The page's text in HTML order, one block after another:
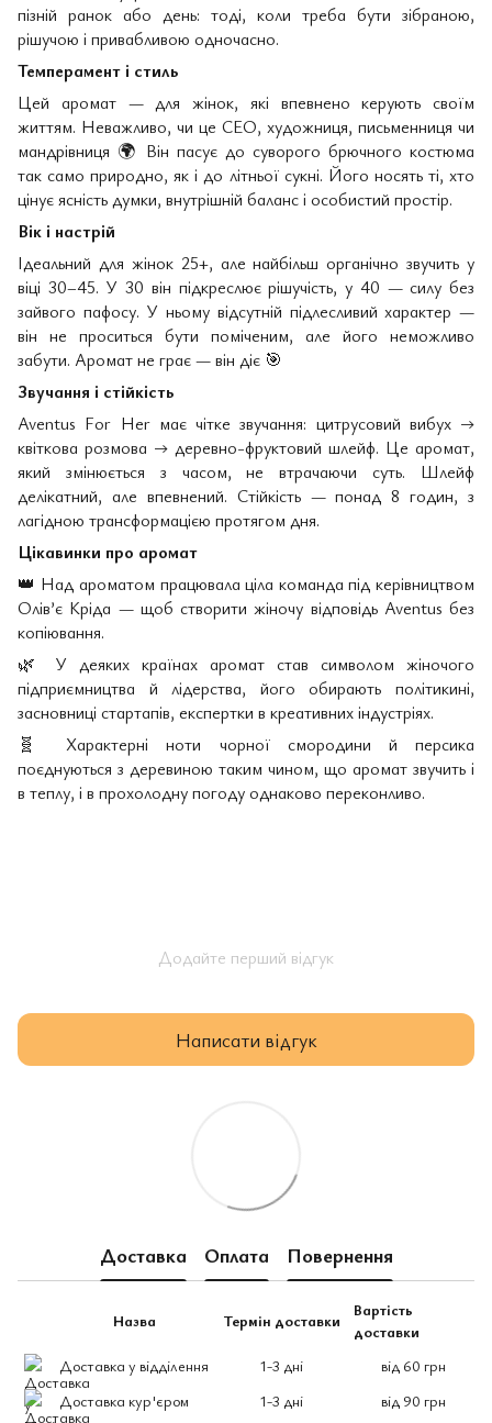
пізній ранок або день: тоді, коли треба бути зібраною,
рішучою і привабливою одночасно.
Темперамент і стиль
Цей аромат — для жінок, які впевнено керують своїм
життям. Неважливо, чи це CEO, художниця, письменниця чи
мандрівниця 🌍 Він пасує до суворого брючного костюма
так само природно, як і до літньої сукні. Його носять ті, хто
цінує ясність думки, внутрішній баланс і особистий простір.
Вік і настрій
Ідеальний для жінок 25+, але найбільш органічно звучить у
віці 30–45. У 30 він підкреслює рішучість, у 40 — силу без
зайвого пафосу. У ньому відсутній підлесливий характер —
він не проситься бути поміченим, але його неможливо
забути. Аромат не грає — він діє 🎯
Звучання і стійкість
Aventus For Her має чітке звучання: цитрусовий вибух →
квіткова розмова → деревно-фруктовий шлейф. Це аромат,
який змінюється з часом, не втрачаючи суть. Шлейф
делікатний, але впевнений. Стійкість — понад 8 годин, з
лагідною трансформацією протягом дня.
Цікавинки про аромат
👑 Над ароматом працювала ціла команда під керівництвом
Олів’є Кріда — щоб створити жіночу відповідь Aventus без
копіювання.
🌿
У деяких країнах аромат став символом жіночого
підприємництва й лідерства, його обирають політикині,
засновниці стартапів, експертки в креативних індустріях.
🧬
Характерні ноти чорної смородини й персика
поєднуються з деревиною таким чином, що аромат звучить і
в теплу, і в прохолодну погоду однаково переконливо.
Додайте перший відгук
Написати відгук
Доставка Оплата Повернення
Назва Термін доставки
Вартість
доставки
Доставка у відділення
1-3 дні
від 60 грн
Доставка кур'єром
1-3 дні
від 90 грн